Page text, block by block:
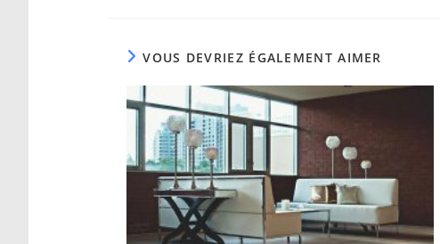
VOUS DEVRIEZ ÉGALEMENT AIMER